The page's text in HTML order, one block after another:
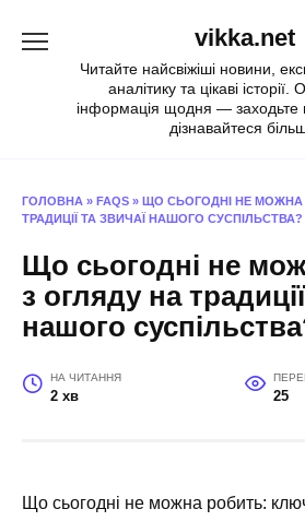
vikka.net
Читайте найсвіжіші новини,
аналітику та цікаві
інформація щодня — заходьте
дізнавайтеся
ГОЛОВНА » FAQS » ЩО СЬОГОДНІ НЕ МОЖНА
ТРАДИЦІЇ ТА ЗВИЧАЇ НАШОГО СУСПІЛЬСТВА?
Що сьогодні не
з огляду на
нашого
НА ЧИТАННЯ
2 хв 25
Що сьогодні не можна робить: